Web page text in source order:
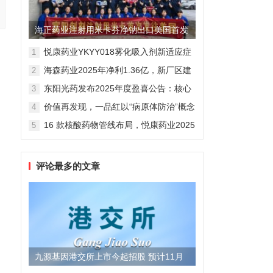
海正药业注射用米卡芬净钠出口美国首发
制剂全球化迈出关键一步
1
悦康药业YKYY018雾化吸入剂新适应症
感染防治
2
海森药业2025年净利1.36亿，新厂区建
3
东阳光药发布2025年度盈喜公告：核心
维度
4
价值再发现，一品红以“病原体防治”概念
5
16 款核酸药物管线布局，悦康药业2025
评论最多的文章
九源基因港交所上市今起招股 预计11月